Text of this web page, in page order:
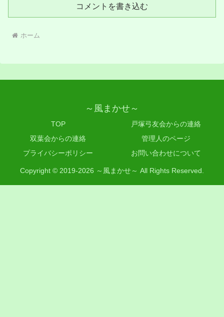
コメントを書き込む
ホーム
～風まかせ～
TOP
戸塚弓友会からの連絡
双葉会からの連絡
管理人のページ
プライバシーポリシー
お問い合わせについて
Copyright © 2019-2026 ～風まかせ～ All Rights Reserved.